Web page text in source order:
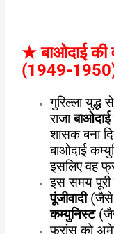
★बाओदाई की
(1949-
गुरिल्ला
राजाबाओदाई
शासक बना
बाओदाई
इसलिए वह
इस समय पूरी
पूंजीवादी(जैसे
कम्युनिस्ट
फ्रांस को